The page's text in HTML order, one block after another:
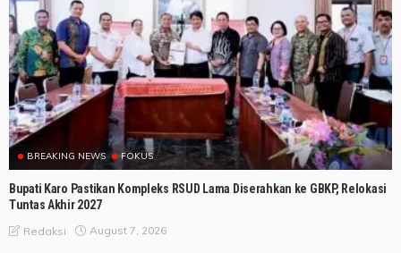
BREAKING NEWS FOKUS
Bupati Karo Pastikan Kompleks RSUD Lama Diserahkan ke GBKP, Relokasi
Tuntas Akhir 2027
Redaksi August 7, 2026